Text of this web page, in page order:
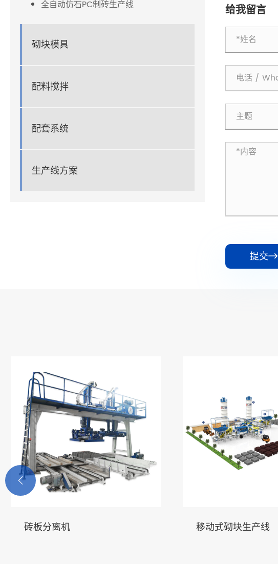
全自动仿石PC制砖生产线
砌块模具
配料搅拌
配套系统
生产线方案
给我留言
提交
砖板分离机 移动式砌块生产线
